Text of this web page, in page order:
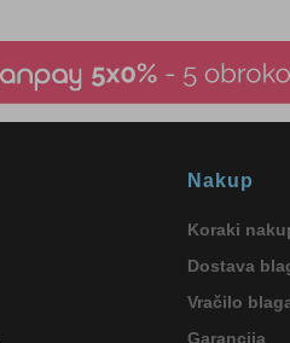
Nakup
Koraki
Dostava
Vračilo
Garancija